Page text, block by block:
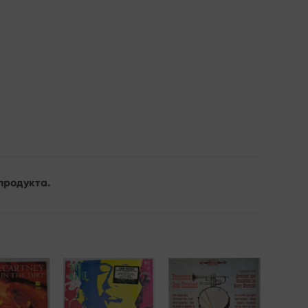
Add to
wishlist
Add to
wishlist
Add to
wishlist